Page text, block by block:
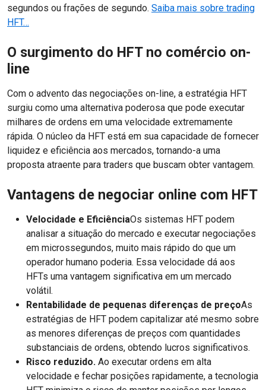
segundos ou frações de segundo. Saiba mais sobre trading
HFT…
O surgimento do HFT no comércio on-
line
Com o advento das negociações on-line, a estratégia HFT
surgiu como uma alternativa poderosa que pode executar
milhares de ordens em uma velocidade extremamente
rápida. O núcleo da HFT está em sua capacidade de fornecer
liquidez e eficiência aos mercados, tornando-a uma
proposta atraente para traders que buscam obter vantagem.
Vantagens de negociar online com HFT
Velocidade e EficiênciaOs sistemas HFT podem
analisar a situação do mercado e executar negociações
em microssegundos, muito mais rápido do que um
operador humano poderia. Essa velocidade dá aos
HFTs uma vantagem significativa em um mercado
volátil.
Rentabilidade de pequenas diferenças de preçoAs
estratégias de HFT podem capitalizar até mesmo sobre
as menores diferenças de preços com quantidades
substanciais de ordens, obtendo lucros significativos.
Risco reduzido. Ao executar ordens em alta
velocidade e fechar posições rapidamente, a tecnologia